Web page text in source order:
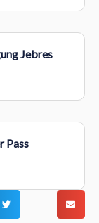
Jebres
Pass